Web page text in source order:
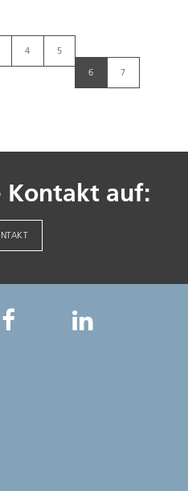
4
5
6
7
Kontakt auf: